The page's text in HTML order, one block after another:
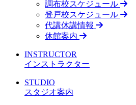
調布校スケジュール
登戸校スケジュール
代講休講情報
休館案内
INSTRUCTOR
インストラクター
STUDIO
スタジオ案内